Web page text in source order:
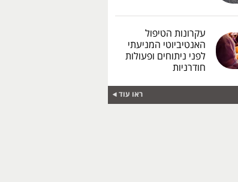
עקרונות הטיפול
האנטיביוטי המניעתי
לפני ניתוחים ופעולות
חודרניות
ראו עוד